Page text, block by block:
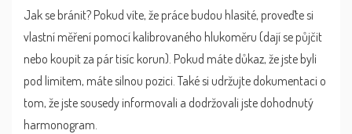
Jak se bránit? Pokud víte, že práce budou hlasité, proveďte si
vlastní měření pomocí kalibrovaného hlukoměru (dají se půjčit
nebo koupit za pár tisíc korun). Pokud máte důkaz, že jste byli
pod limitem, máte silnou pozici. Také si udržujte dokumentaci o
tom, že jste sousedy informovali a dodržovali jste dohodnutý
harmonogram.